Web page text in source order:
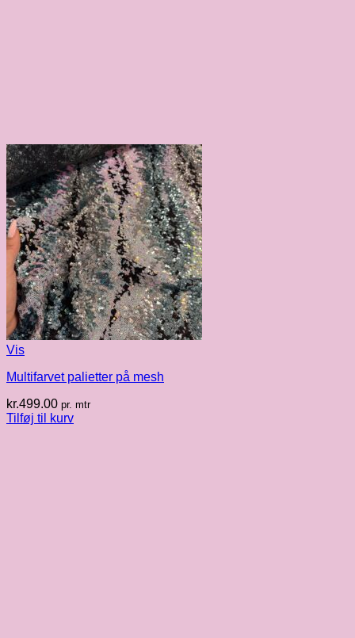
Vis
Multifarvet palietter på mesh
kr.499.00 pr. mtr
Tilføj til kurv